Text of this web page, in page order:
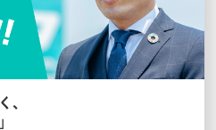
、